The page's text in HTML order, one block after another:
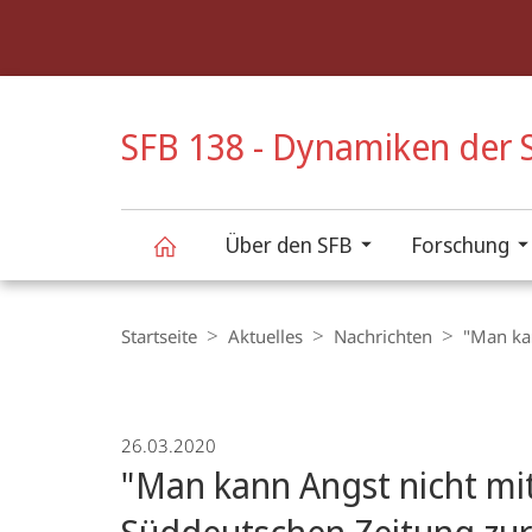
SFB 138 - Dynamiken der
Dynamiken
Über den SFB Forschung
Navigation
Startseite Aktuelles Nachrichten "Man
26.03.2020
"Man kann Angst nicht